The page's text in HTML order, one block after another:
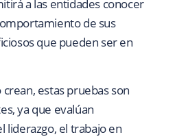
a las entidades conocer
de sus
que pueden ser en
estas pruebas son
ya que evalúan
liderazgo, el trabajo en